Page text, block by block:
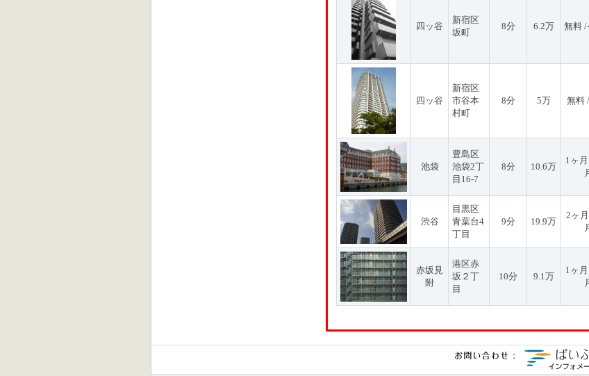
四ッ谷
新宿区
坂町
8分 6.2万 無料
四ッ谷
新宿区
市谷本
村町
8分 5万 無料
池袋
豊島区
池袋2丁
目16-7
8分 10.6万
1ヶ
渋谷
目黒区
青葉台4
丁目
9分 19.9万
2ヶ
赤坂見
附
港区赤
坂２丁
目
10分 9.1万
1ヶ